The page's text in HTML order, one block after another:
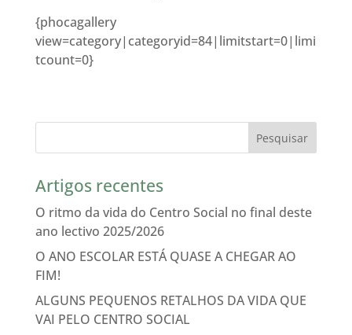
{phocagallery
view=category|categoryid=84|limitstart=0|limi
tcount=0}
Artigos recentes
O ritmo da vida do Centro Social no final deste
ano lectivo 2025/2026
O ANO ESCOLAR ESTÁ QUASE A CHEGAR AO
FIM!
ALGUNS PEQUENOS RETALHOS DA VIDA QUE
VAI PELO CENTRO SOCIAL